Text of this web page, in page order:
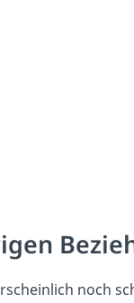
noch